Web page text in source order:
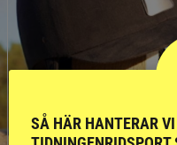
SÅ HÄR HANTERAR